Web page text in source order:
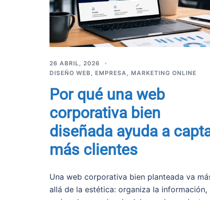
26 ABRIL, 2026
DISEÑO WEB
EMPRESA MARKETING ONLINE
Por qué una web
corporativa bien
diseñada ayuda a
más clientes
Una web corporativa bien planteada va
allá de la estética: organiza la información,